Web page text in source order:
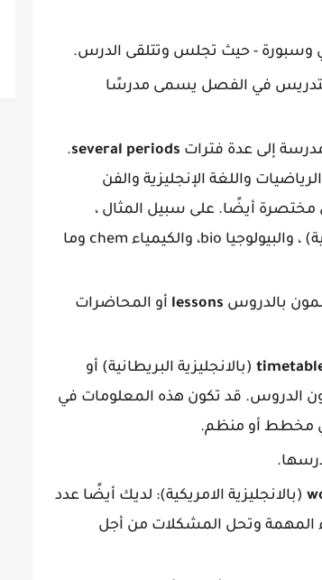
وسبورة - حيث تجلس وتتلقى الدرس.
في الفصل يسمى مدرسًا
إلى عدة فترات several periods
.
واللغة الإنجليزية والفن
مختصرة أيضًا. على سبيل المثال ،
تسمى الرياضيات math أو maths (بالانجليزية البريطانية) ، والبيولوجيا bio، والكيمياء chem وما
بالدروس lessons أو المحاضرات
(بالانجليزية البريطانية) أو
الدروس. قد تكون هذه المعلومات في
مخطط أو منظم.
(بالانجليزية الامريكية): لديك أيضًا عدد
المهمة وتحل المشكلات من أجل